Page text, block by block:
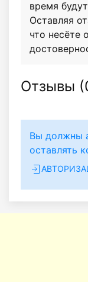
время
Оставляя
что несёте
Отзывы (
Вы должны
оставлять